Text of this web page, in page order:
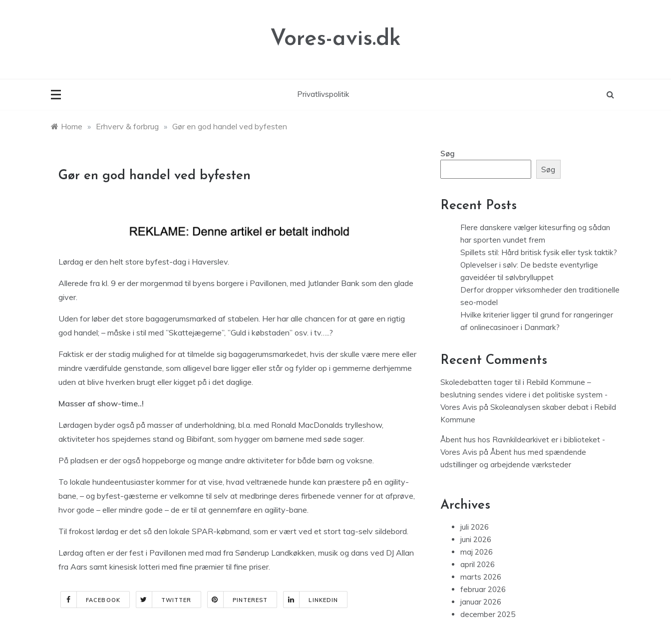
Vores-avis.dk
Privatlivspolitik
Home » Erhverv & forbrug » Gør en god handel ved byfesten
Gør en god handel ved byfesten
Lørdag er den helt store byfest-dag i Haverslev.
Allerede fra kl. 9 er der morgenmad til byens borgere i Pavillonen, med Jutlander Bank som den glade
giver.
Uden for løber det store bagagerumsmarked af stabelen. Her har alle chancen for at gøre en rigtig
god handel; – måske i stil med ”Skattejægerne”, ”Guld i købstaden” osv. i tv…..?
Faktisk er der stadig mulighed for at tilmelde sig bagagerumsmarkedet, hvis der skulle være mere eller
mindre værdifulde genstande, som alligevel bare ligger eller står og fylder op i gemmerne derhjemme
uden at blive hverken brugt eller kigget på i det daglige.
Masser af show-time..!
Lørdagen byder også på masser af underholdning, bl.a. med Ronald MacDonalds trylleshow,
aktiviteter hos spejdernes stand og Bibifant, som hygger om børnene med søde sager.
På pladsen er der også hoppeborge og mange andre aktiviteter for både børn og voksne.
To lokale hundeentusiaster kommer for at vise, hvad veltrænede hunde kan præstere på en agility-
bane, – og byfest-gæsterne er velkomne til selv at medbringe deres firbenede venner for at afprøve,
hvor gode – eller mindre gode – de er til at gennemføre en agility-bane.
Til frokost lørdag er det så den lokale SPAR-købmand, som er vært ved et stort tag-selv sildebord.
Lørdag aften er der fest i Pavillonen med mad fra Sønderup Landkøkken, musik og dans ved DJ Allan
fra Aars samt kinesisk lotteri med fine præmier til fine priser.
FACEBOOK TWITTER PINTEREST LINKEDIN
Søg
Søg
Recent Posts
Flere danskere vælger kitesurfing og sådan
har sporten vundet frem
Spillets stil: Hård britisk fysik eller tysk taktik?
Oplevelser i sølv: De bedste eventyrlige
gaveidéer til sølvbrylluppet
Derfor dropper virksomheder den traditionelle
seo-model
Hvilke kriterier ligger til grund for rangeringer
af onlinecasinoer i Danmark?
Recent Comments
Skoledebatten tager til i Rebild Kommune –
beslutning sendes videre i det politiske system -
Vores Avis på Skoleanalysen skaber debat i Rebild
Kommune
Åbent hus hos Ravnkildearkivet er i biblioteket -
Vores Avis på Åbent hus med spændende
udstillinger og arbejdende værksteder
Archives
juli 2026
juni 2026
maj 2026
april 2026
marts 2026
februar 2026
januar 2026
december 2025